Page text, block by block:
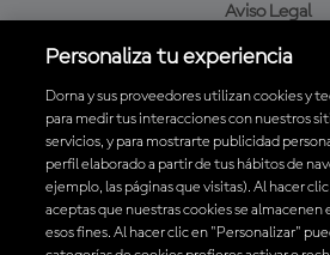
Aviso Legal
Política de compra
Descarga la aplicación oficial
Personaliza tu experiencia
Dorna y sus proveedores utilizan cookies y
para medir tus interacciones con nuestros
servicios, y para mostrarte publicidad
perfil elaborado a partir de tus hábitos de
ejemplo, las páginas que visitas). Al hacer
aceptas que nuestras cookies se almacenen
esos fines. Al hacer clic en "Personalizar"